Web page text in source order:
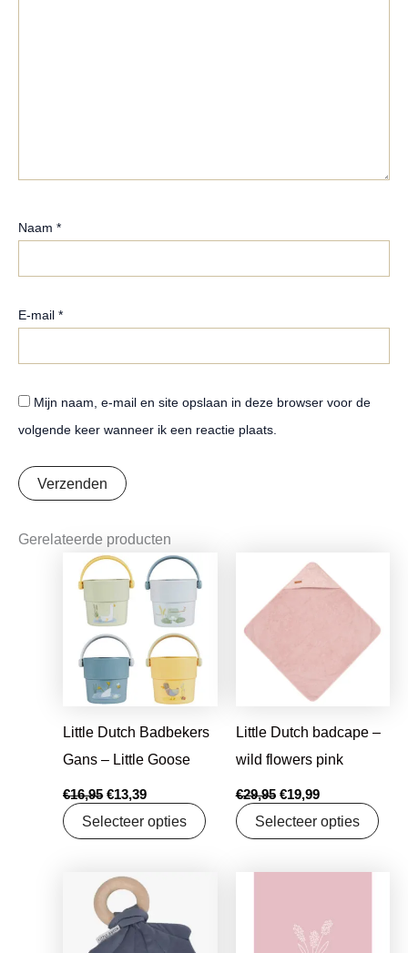
Naam *
E-mail *
Mijn naam, e-mail en site opslaan in deze browser voor de
volgende keer wanneer ik een reactie plaats.
Gerelateerde producten
Little Dutch Badbekers
Gans – Little Goose
€16,95
Oorspronkelijke
prijs
was:
€16,95.
€13,39
Huidige
prijs
is:
€13,39.
Selecteer opties
Little Dutch badcape –
wild flowers pink
€29,95
Oorspronkelijke
prijs
was:
€19,99
prijs
is:
€19,99.
Selecteer opties
Oorspronkelijke
prijs
was:
€7,95.
Huidige
prijs
is:
€6,28.
€1,25. €0,99.